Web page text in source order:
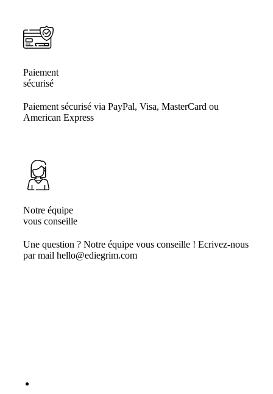
Paiement
sécurisé
Paiement sécurisé via PayPal, Visa, MasterCard ou
American Express
Notre équipe
vous conseille
Une question ? Notre équipe vous conseille ! Ecrivez-nous
par mail hello@ediegrim.com